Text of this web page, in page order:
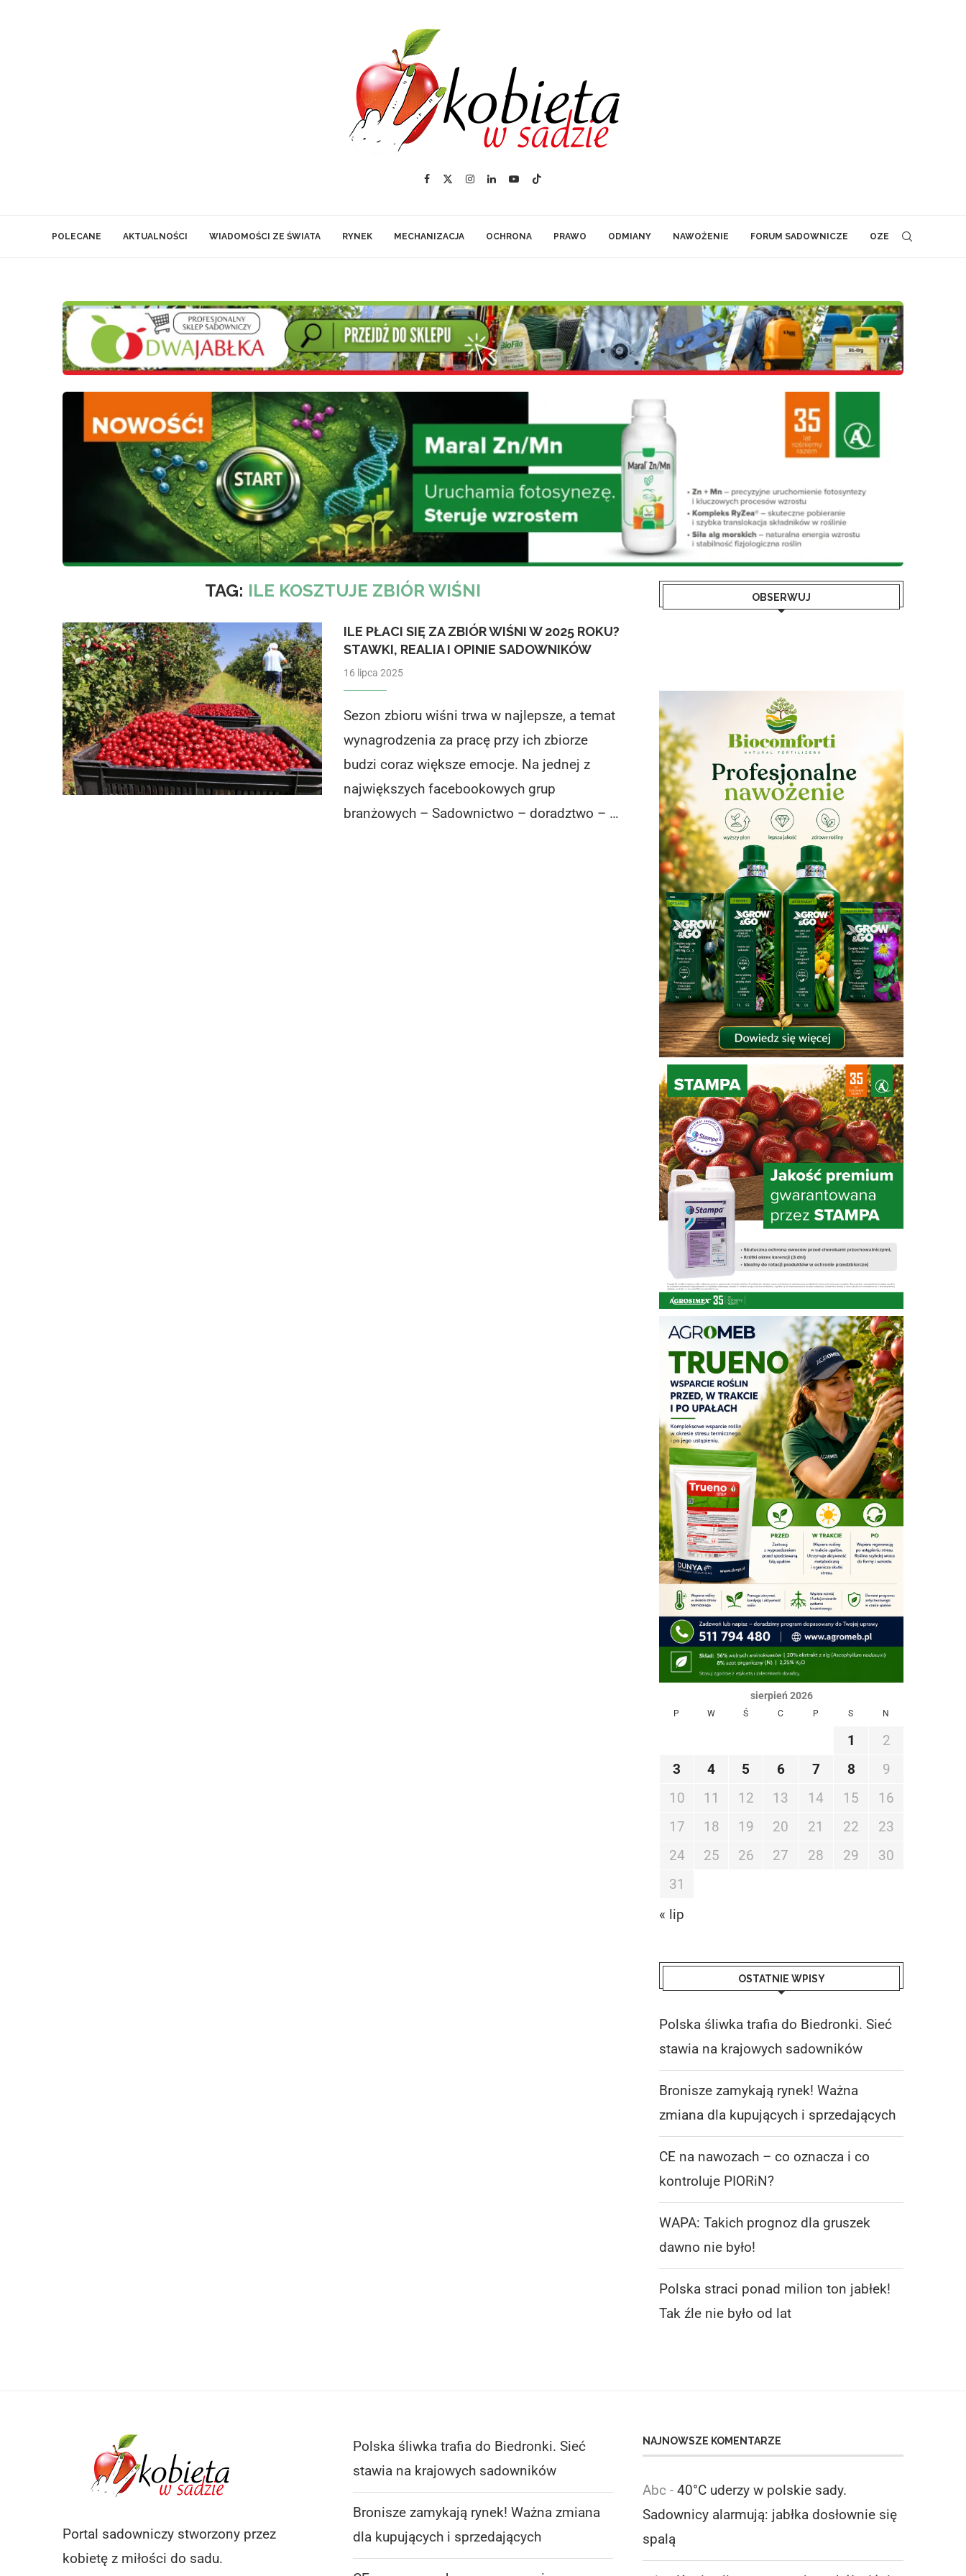
POLECANE AKTUALNOŚCI WIADOMOŚCI ZE ŚWIATA RYNEK MECHANIZACJA OCHRONA PRAWO ODMIANY NAWOŻENIE FORUM SADOWNICZE OZE
TAG: ILE KOSZTUJE ZBIÓR WIŚNI
ILE PŁACI SIĘ ZA ZBIÓR WIŚNI W 2025 ROKU?
STAWKI, REALIA I OPINIE SADOWNIKÓW
16 lipca 2025
Sezon zbioru wiśni trwa w najlepsze, a temat
wynagrodzenia za pracę przy ich zbiorze
budzi coraz większe emocje. Na jednej z
największych facebookowych grup
branżowych – Sadownictwo – doradztwo – …
OBSERWUJ
sierpień 2026
P W Ś C P S N
1
2
3
4 5 6 7 8
9
10
11 12 13 14 15
16
17
18 19 20 21 22
23
24
25 26 27 28 29
30
31
« lip
OSTATNIE WPISY
Polska śliwka trafia do Biedronki. Sieć
stawia na krajowych sadowników
Bronisze zamykają rynek! Ważna
zmiana dla kupujących i sprzedających
CE na nawozach – co oznacza i co
kontroluje PIORiN?
WAPA: Takich prognoz dla gruszek
dawno nie było!
Polska straci ponad milion ton jabłek!
Tak źle nie było od lat
Portal sadowniczy stworzony przez
kobietę z miłości do sadu.
Polska śliwka trafia do Biedronki. Sieć
stawia na krajowych sadowników
Bronisze zamykają rynek! Ważna zmiana
dla kupujących i sprzedających
NAJNOWSZE KOMENTARZE
Abc -40°C uderzy w polskie sady.
Sadownicy alarmują: jabłka dosłownie się
spalą